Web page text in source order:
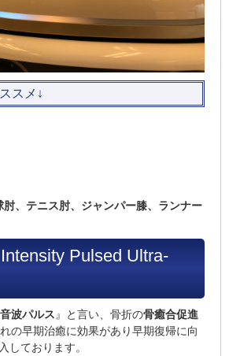
スメ↓
肘、テニス肘、ジャンパー膝、ランナー
Pulsed Ultra-
波パルス 』と言い、骨折の骨癒合促進
の早期治癒に効果があり早期復帰に向
しております。